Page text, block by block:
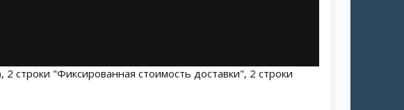
строки "Фиксированная стоимость доставки", 2 строки